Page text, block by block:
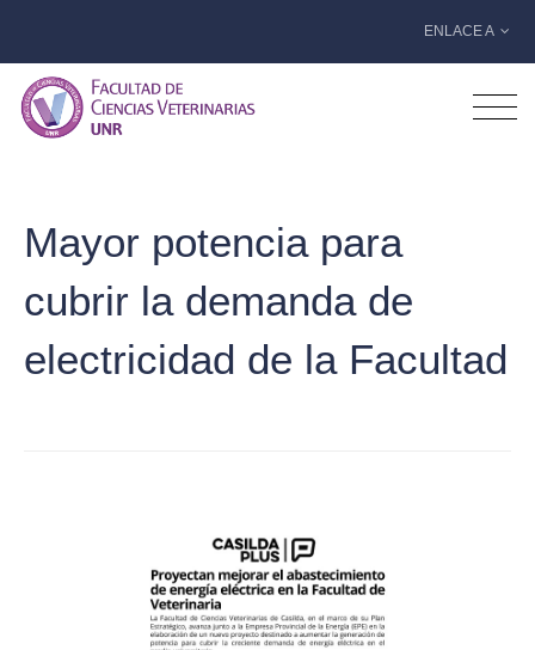
ENLACE A
Mayor potencia para
cubrir la demanda de
electricidad de la Facultad